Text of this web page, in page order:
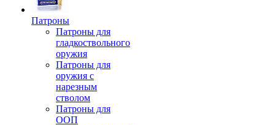
Патроны
Патроны для
гладкоствольного
оружия
Патроны для
оружия с
нарезным
стволом
Патроны для
ООП